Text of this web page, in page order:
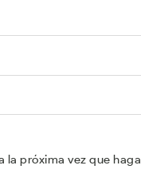
la próxima vez que haga